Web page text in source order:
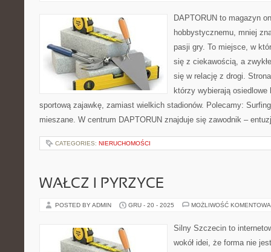
DAPTORUN to magazyn
hobbystycznemu, mniej
pasji gry. To miejsce, w
się z ciekawością, a
się w relację z drogi.
którzy wybierają
sportową zajawkę, zamiast wielkich stadionów. Polecamy:
mieszane. W centrum DAPTORUN znajduje się zawodnik –
CATEGORIES: NIERUCHOMOŚCI
WAŁCZ I PYRZYCE
POSTED BY ADMIN GRU - 20 - 2025 MOŻLIWOŚĆ
Silny Szczecin to
wokół idei, że forma nie